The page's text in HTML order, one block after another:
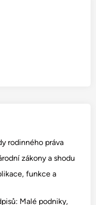
rodinného práva
zákony a shodu
funkce a
Malé podniky,